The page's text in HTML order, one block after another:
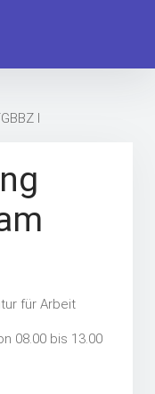
I
für Arbeit
08.00 bis 13.00